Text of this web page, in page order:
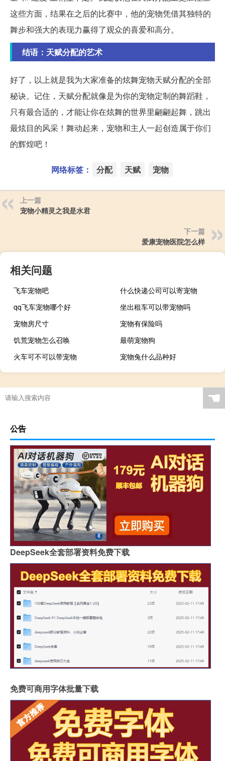
这些方面，结果在之后的比赛中，他的宠物凭借其独特的
舞步和强大的表现力赢得了观众的喜爱和高分。
结语：天赋分配的艺术
好了，以上就是我为大家准备的炫舞宠物天赋分配的全部
秘诀。记住，天赋分配就像是为你的宠物定制的舞蹈鞋，
只有最合适的，才能让你在炫舞的世界里翩翩起舞，跳出
最炫目的风采！舞动起来，宠物和主人一起创造属于你们
的辉煌吧！
网络标签： 分配 天赋 宠物
上一篇
宠物小精灵之我是水君
下一篇
爱康宠物医院怎么样
相关问题
飞车宠物吧
什么快递公司可以寄宠物
qq飞车宠物哪个好
坐出租车可以带宠物吗
宠物房尺寸
宠物有保险吗
饥荒宠物怎么召唤
最萌宠物狗
火车可不可以带宠物
宠物兔什么品种好
☚
公告
DeepSeek全套部署资料免费下载
免费可商用字体批量下载